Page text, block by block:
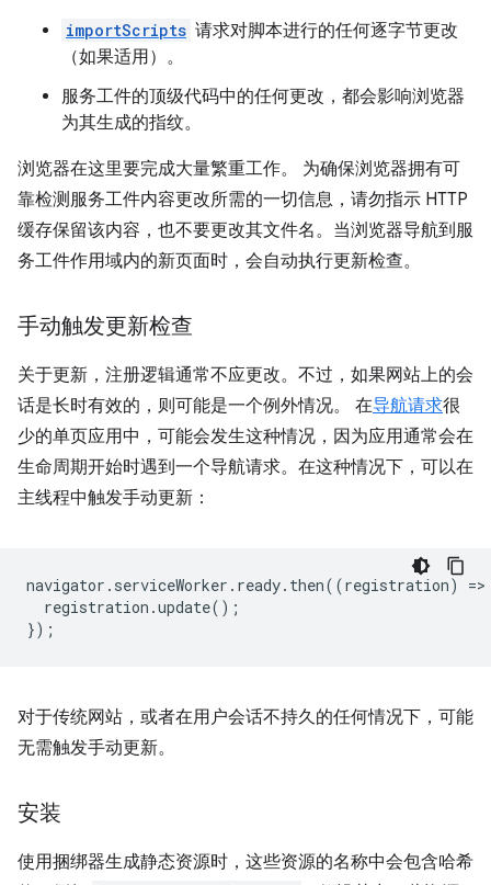
importScripts 请求对脚本进行的任何逐字节更改
（如果适用）。
服务工件的顶级代码中的任何更改，都会影响浏览器
为其生成的指纹。
浏览器在这里要完成大量繁重工作。 为确保浏览器拥有可
靠检测服务工件内容更改所需的一切信息，请勿指示 HTTP
缓存保留该内容，也不要更改其文件名。当浏览器导航到服
务工件作用域内的新页面时，会自动执行更新检查。
手动触发更新检查
关于更新，注册逻辑通常不应更改。不过，如果网站上的会
话是长时有效的，则可能是一个例外情况。 在导航请求很
少的单页应用中，可能会发生这种情况，因为应用通常会在
生命周期开始时遇到一个导航请求。在这种情况下，可以在
主线程中触发手动更新：
navigator . serviceWorker . ready. then((registration) =>
registration .update();
});
对于传统网站，或者在用户会话不持久的任何情况下，可能
无需触发手动更新。
安装
使用捆绑器生成静态资源时，这些资源的名称中会包含哈希